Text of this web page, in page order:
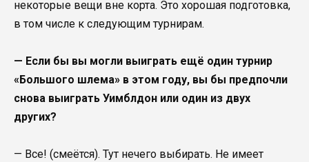
некоторые вещи вне корта. Это хорошая подготовка,
в том числе к следующим турнирам.
— Если бы вы могли выиграть ещё один турнир
«Большого шлема» в этом году, вы бы предпочли
снова выиграть Уимблдон или один из двух
других?
— Все! (смеётся). Тут нечего выбирать. Не имеет